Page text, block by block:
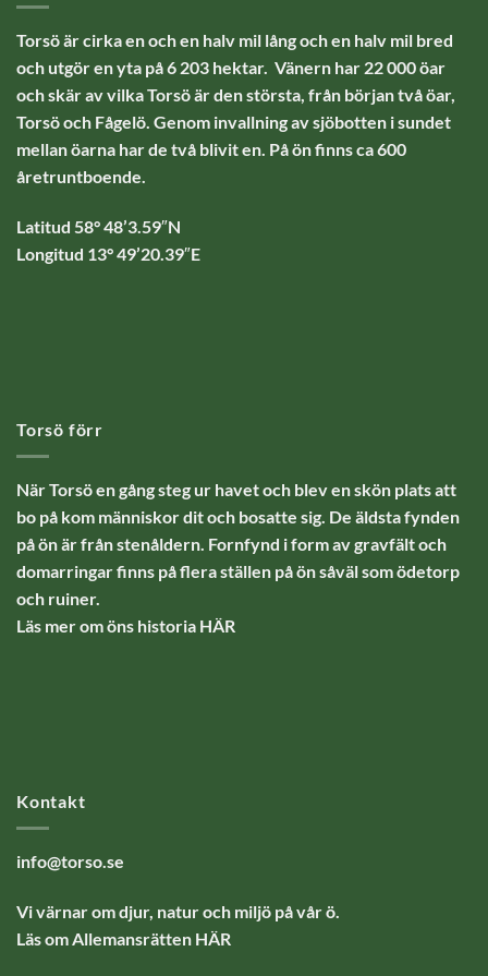
Torsö är cirka en och en halv mil lång och en halv mil bred
och utgör en yta på 6 203 hektar. Vänern har 22 000 öar
och skär av vilka Torsö är den största, från början två öar,
Torsö och Fågelö. Genom invallning av sjöbotten i sundet
mellan öarna har de två blivit en. På ön finns ca 600
åretruntboende.
Latitud 58° 48’3.59″N
Longitud 13° 49’20.39″E
Torsö förr
När Torsö en gång steg ur havet och blev en skön plats att
bo på kom människor dit och bosatte sig. De äldsta fynden
på ön är från stenåldern. Fornfynd i form av gravfält och
domarringar finns på flera ställen på ön såväl som ödetorp
och ruiner.
Läs mer om öns historia HÄR
Kontakt
info@torso.se
Vi värnar om djur, natur och miljö på vår ö.
Läs om Allemansrätten HÄR